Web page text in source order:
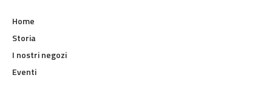
Home
Storia
I nostri negozi
Eventi